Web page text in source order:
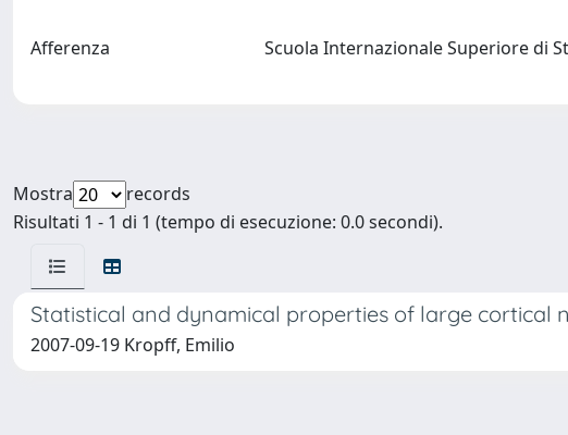
Afferenza Scuola Internazionale Superiore di
Mostra
records
Risultati 1 - 1 di 1 (tempo di esecuzione: 0.0 secondi).
Statistical and dynamical properties of large cortical
2007-09-19 Kropff, Emilio